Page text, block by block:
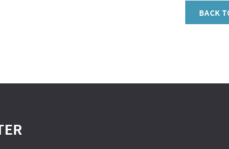
BACK